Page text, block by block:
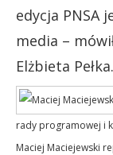
edycja PNSA
media –
Elżbieta Pełka.
rady programowej i
Maciej Maciejewski